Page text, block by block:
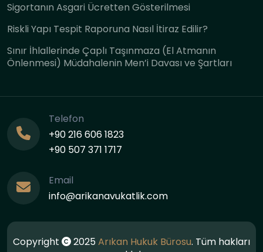
Sigortanın Asgari Ücretten Gösterilmesi
Riskli Yapı Tespit Raporuna Nasıl İtiraz Edilir?
Sınır İhlallerinde Çaplı Taşınmaza (El Atmanın
Önlenmesi) Müdahalenin Men’i Davası ve Şartları
Telefon
+90 216 606 1823
+90 507 371 1717
Email
info@arikanavukatlik.com
Copyright 2025 Arıkan Hukuk Bürosu. Tüm hakları